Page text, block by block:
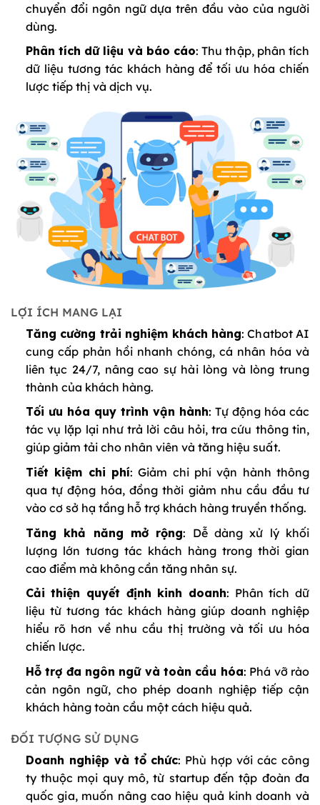
chuyển đổi ngôn ngữ dựa trên đầu vào của người
dùng.
Phân tích dữ liệu và báo cáo: Thu thập, phân tích
dữ liệu tương tác khách hàng để tối ưu hóa chiến
lược tiếp thị và dịch vụ.
LỢI ÍCH MANG LẠI
Tăng cường trải nghiệm khách hàng: Chatbot AI
cung cấp phản hồi nhanh chóng, cá nhân hóa và
liên tục 24/7, nâng cao sự hài lòng và lòng trung
thành của khách hàng.
Tối ưu hóa quy trình vận hành: Tự động hóa các
tác vụ lặp lại như trả lời câu hỏi, tra cứu thông tin,
giúp giảm tải cho nhân viên và tăng hiệu suất.
Tiết kiệm chi phí: Giảm chi phí vận hành thông
qua tự động hóa, đồng thời giảm nhu cầu đầu tư
vào cơ sở hạ tầng hỗ trợ khách hàng truyền thống.
Tăng khả năng mở rộng: Dễ dàng xử lý khối
lượng lớn tương tác khách hàng trong thời gian
cao điểm mà không cần tăng nhân sự.
Cải thiện quyết định kinh doanh: Phân tích dữ
liệu từ tương tác khách hàng giúp doanh nghiệp
hiểu rõ hơn về nhu cầu thị trường và tối ưu hóa
chiến lược.
Hỗ trợ đa ngôn ngữ và toàn cầu hóa: Phá vỡ rào
cản ngôn ngữ, cho phép doanh nghiệp tiếp cận
khách hàng toàn cầu một cách hiệu quả.
ĐỐI TƯỢNG SỬ DỤNG
Doanh nghiệp và tổ chức: Phù hợp với các công
ty thuộc mọi quy mô, từ startup đến tập đoàn đa
quốc gia, muốn nâng cao hiệu quả kinh doanh và